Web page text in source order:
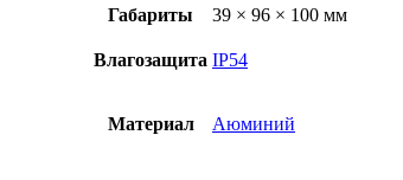
Габариты
39 × 96 × 100 мм
Влагозащита IP54
Материал Аюминий